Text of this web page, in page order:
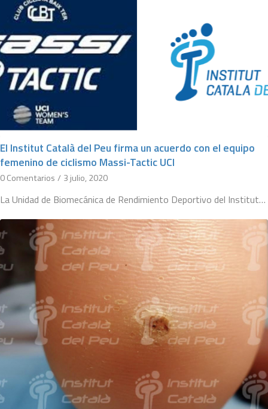
El Institut Català del Peu firma un acuerdo con el equipo
femenino de ciclismo Massi-Tactic UCI
0 Comentarios / 3 julio, 2020
La Unidad de Biomecánica de Rendimiento Deportivo del Institut…